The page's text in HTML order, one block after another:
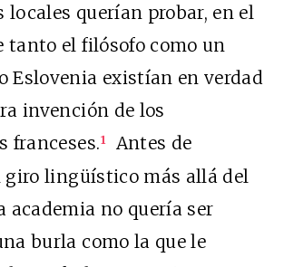
locales querían probar, en el
tanto el filósofo como un
Eslovenia existían en verdad
invención de los
franceses.1
Antes de
giro lingüístico más allá del
academia no quería ser
burla como la que le